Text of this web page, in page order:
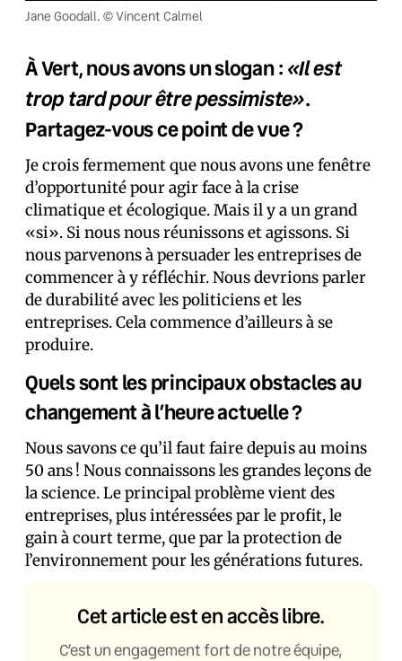
Jane Goodall. © Vincent Calmel
À Vert, nous avons un slogan :«Il est
trop tard pour être pessimiste».
Partagez-vous ce point de vue ?
Je crois fermement que nous avons une fenêtre
d’opportunité pour agir face à la crise
climatique et écologique. Mais il y a un grand
«si». Si nous nous réunissons et agissons. Si
nous parvenons à persuader les entreprises de
commencer à y réfléchir. Nous devrions parler
de durabilité avec les politiciens et les
entreprises. Cela commence d’ailleurs à se
produire.
Quels sont les principaux obstacles au
changement à l’heure actuelle ?
Nous savons ce qu’il faut faire depuis au moins
50 ans ! Nous connaissons les grandes leçons de
la science. Le principal problème vient des
entreprises, plus intéressées par le profit, le
gain à court terme, que par la protection de
l’environnement pour les générations futures.
Cet article est en accès libre.
C’est un engagement fort de notre équipe,